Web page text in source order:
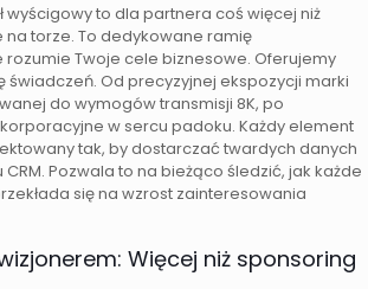
wyścigowy to dla partnera coś więcej niż
torze. To dedykowane ramię
Twoje cele biznesowe. Oferujemy
świadczeń. Od precyzyjnej ekspozycji marki
do wymogów transmisji 8K, po
w sercu padoku. Każdy element
tak, by dostarczać twardych danych
Pozwala to na bieżąco śledzić, jak każde
się na wzrost zainteresowania
Więcej niż sponsoring